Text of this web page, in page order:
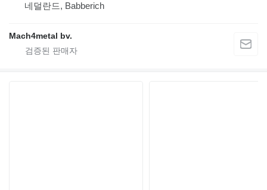
네덜란드, Babberich
Mach4metal bv.